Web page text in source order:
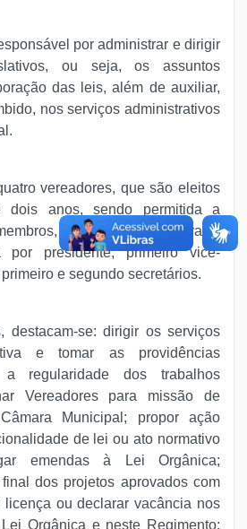
por administrar e dirigir
ou seja, os assuntos
das leis, além de auxiliar,
nos serviços administrativos
vereadores, que são eleitos
dois anos, sendo permitida a
na mesma legislatura. A
por presidente, primeiro vice-
e segundo secretários.
destacam-se: dirigir os serviços
e tomar as providências
a regularidade dos trabalhos
Vereadores para missão de
Municipal; propor ação
de lei ou ato normativo
emendas à Lei Orgânica;
dos projetos aprovados com
licença ou declarar vacância nos
Orgânica e neste Regimento;